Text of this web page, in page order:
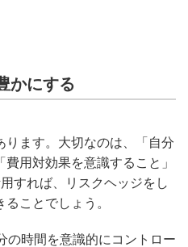
かにする
ます。大切なのは、「自分
用対効果を意識すること」
すれば、リスクヘッジをし
ことでしょう。
の時間を意識的にコントロー